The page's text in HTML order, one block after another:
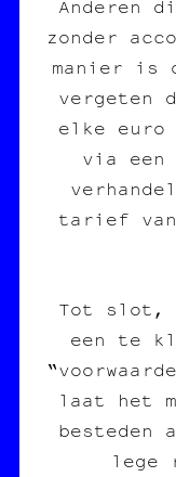
Anderen
zonder
manier is
vergeten
elke euro
via een
tarief van
Tot slot,
een te
laat het
besteden
lege